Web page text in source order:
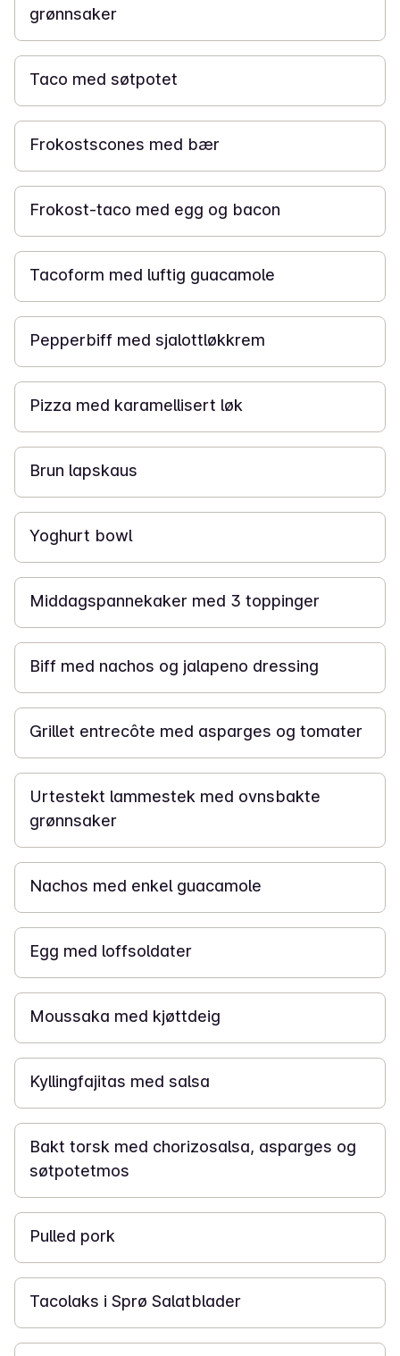
grønnsaker
30 min
Taco med søtpotet
45 min
Frokostscones med bær
20 min
Frokost-taco med egg og bacon
35 min
Tacoform med luftig guacamole
1 t 10 min
Pepperbiff med sjalottløkkrem
30 min
Pizza med karamellisert løk
1 t 10 min
Brun lapskaus
5 min
Yoghurt bowl
15 min
Middagspannekaker med 3 toppinger
10 min
Biff med nachos og jalapeno dressing
15 min
Grillet entrecôte med asparges og tomater
1 t 20 min
Urtestekt lammestek med ovnsbakte
grønnsaker
30 min
Nachos med enkel guacamole
20 min
Egg med loffsoldater
45 min
Moussaka med kjøttdeig
20 min
Kyllingfajitas med salsa
40 min
Bakt torsk med chorizosalsa, asparges og
søtpotetmos
45 min
Pulled pork
15 min
Tacolaks i Sprø Salatblader
50 min